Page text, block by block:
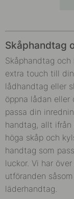
Skåphandtag
Skåphandtag
extra touch till
lådhandtag eller
öppna lådan eller
passa din
handtag, allt
höga skåp och
handtag som
luckor. Vi har
utföranden
läderhandtag.